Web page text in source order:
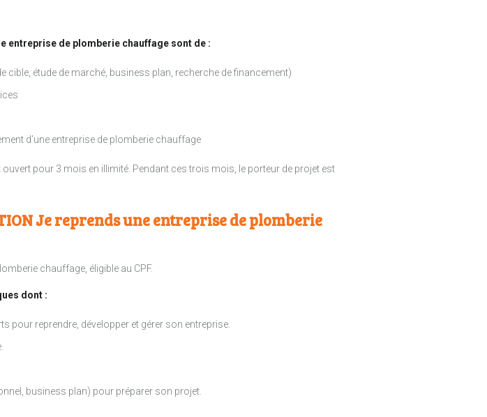
entreprise de plomberie chauffage sont de :
cible, étude de marché, business plan, recherche de financement)
d’une entreprise de plomberie chauffage
pour 3 mois en illimité. Pendant ces trois mois, le porteur de projet est
Je reprends une entreprise de plomberie
chauffage, éligible au CPF.
dont :
pour reprendre, développer et gérer son entreprise.
business plan) pour préparer son projet.